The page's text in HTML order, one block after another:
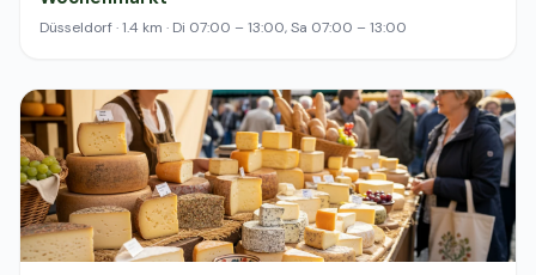
Düsseldorf · 1.4 km · Di 07:00 – 13:00, Sa 07:00 – 13:00